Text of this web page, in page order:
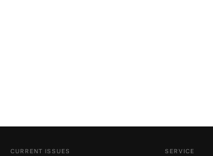
CURRENT ISSUES SERVICE